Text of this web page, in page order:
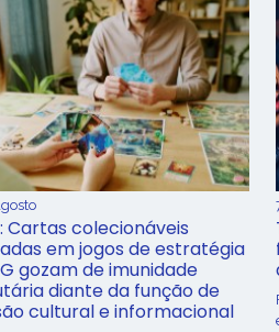
Cartas colecionáveis
em jogos de estratégia
gozam de imunidade
diante da função de
cultural e informacional